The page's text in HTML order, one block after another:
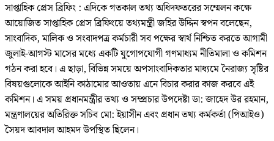
সাপ্তাহিক প্রেস ব্রিফিং : এদিকে গতকাল তথ্য অধিদফতরের সম্মেলন কক্ষে
আয়োজিত সাপ্তাহিক প্রেস ব্রিফিংয়ে তথ্যমন্ত্রী জহির উদ্দিন স্বপন বলেছেন,
সাংবাদিক, মালিক ও সংবাদপত্র কর্মচারী সব পক্ষের স্বার্থ নিশ্চিত করতে আগামী
জুলাই-আগস্ট মাসের মধ্যে একটি যুগোপযোগী গণমাধ্যম নীতিমালা ও কমিশন
গঠন করা হবে। এ ছাড়া, বিভিন্ন সময়ে অপসাংবাদিকতার মাধ্যমে নৈরাজ্য সৃষ্টির
বিষয়গুলোকে আইনি কাঠামোর আওতায় এনে বিচার করার কাজ করবে এই
কমিশন। এ সময় প্রধানমন্ত্রীর তথ্য ও সম্প্রচার উপদেষ্টা ডা: জাহেদ উর রহমান,
মন্ত্রণালয়ের অতিরিক্ত সচিব মো: ইয়াসীন এবং প্রধান তথ্য কর্মকর্তা (পিআইও)
সৈয়দ আবদাল আহমদ উপস্থিত ছিলেন।